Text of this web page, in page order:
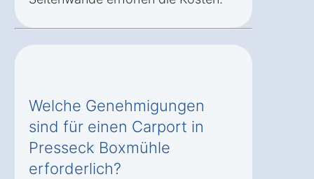
Welche Genehmigungen
sind für einen Carport in
Presseck Boxmühle
erforderlich?